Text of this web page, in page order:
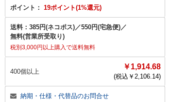
ポイント： 19ポイント(1%還元)
送料： 385円(ネコポス)／550円(宅急便)／
無料(営業所受取り)
税別3,000円以上購入で送料無料
400個以上
￥1,914.68
(税込￥ 2,106.14)
納期・仕様・代替品のお問合せ